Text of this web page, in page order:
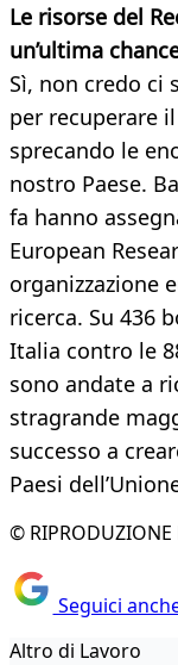
Le risorse del
un’ultima
Sì, non credo
per recuperare
sprecando le
nostro Paese.
fa hanno
European
organizzazione
ricerca. Su 436
Italia contro le
sono andate a
stragrande
successo a
Paesi
© RIPRODUZIONE
Seguici
Altro di Lavoro